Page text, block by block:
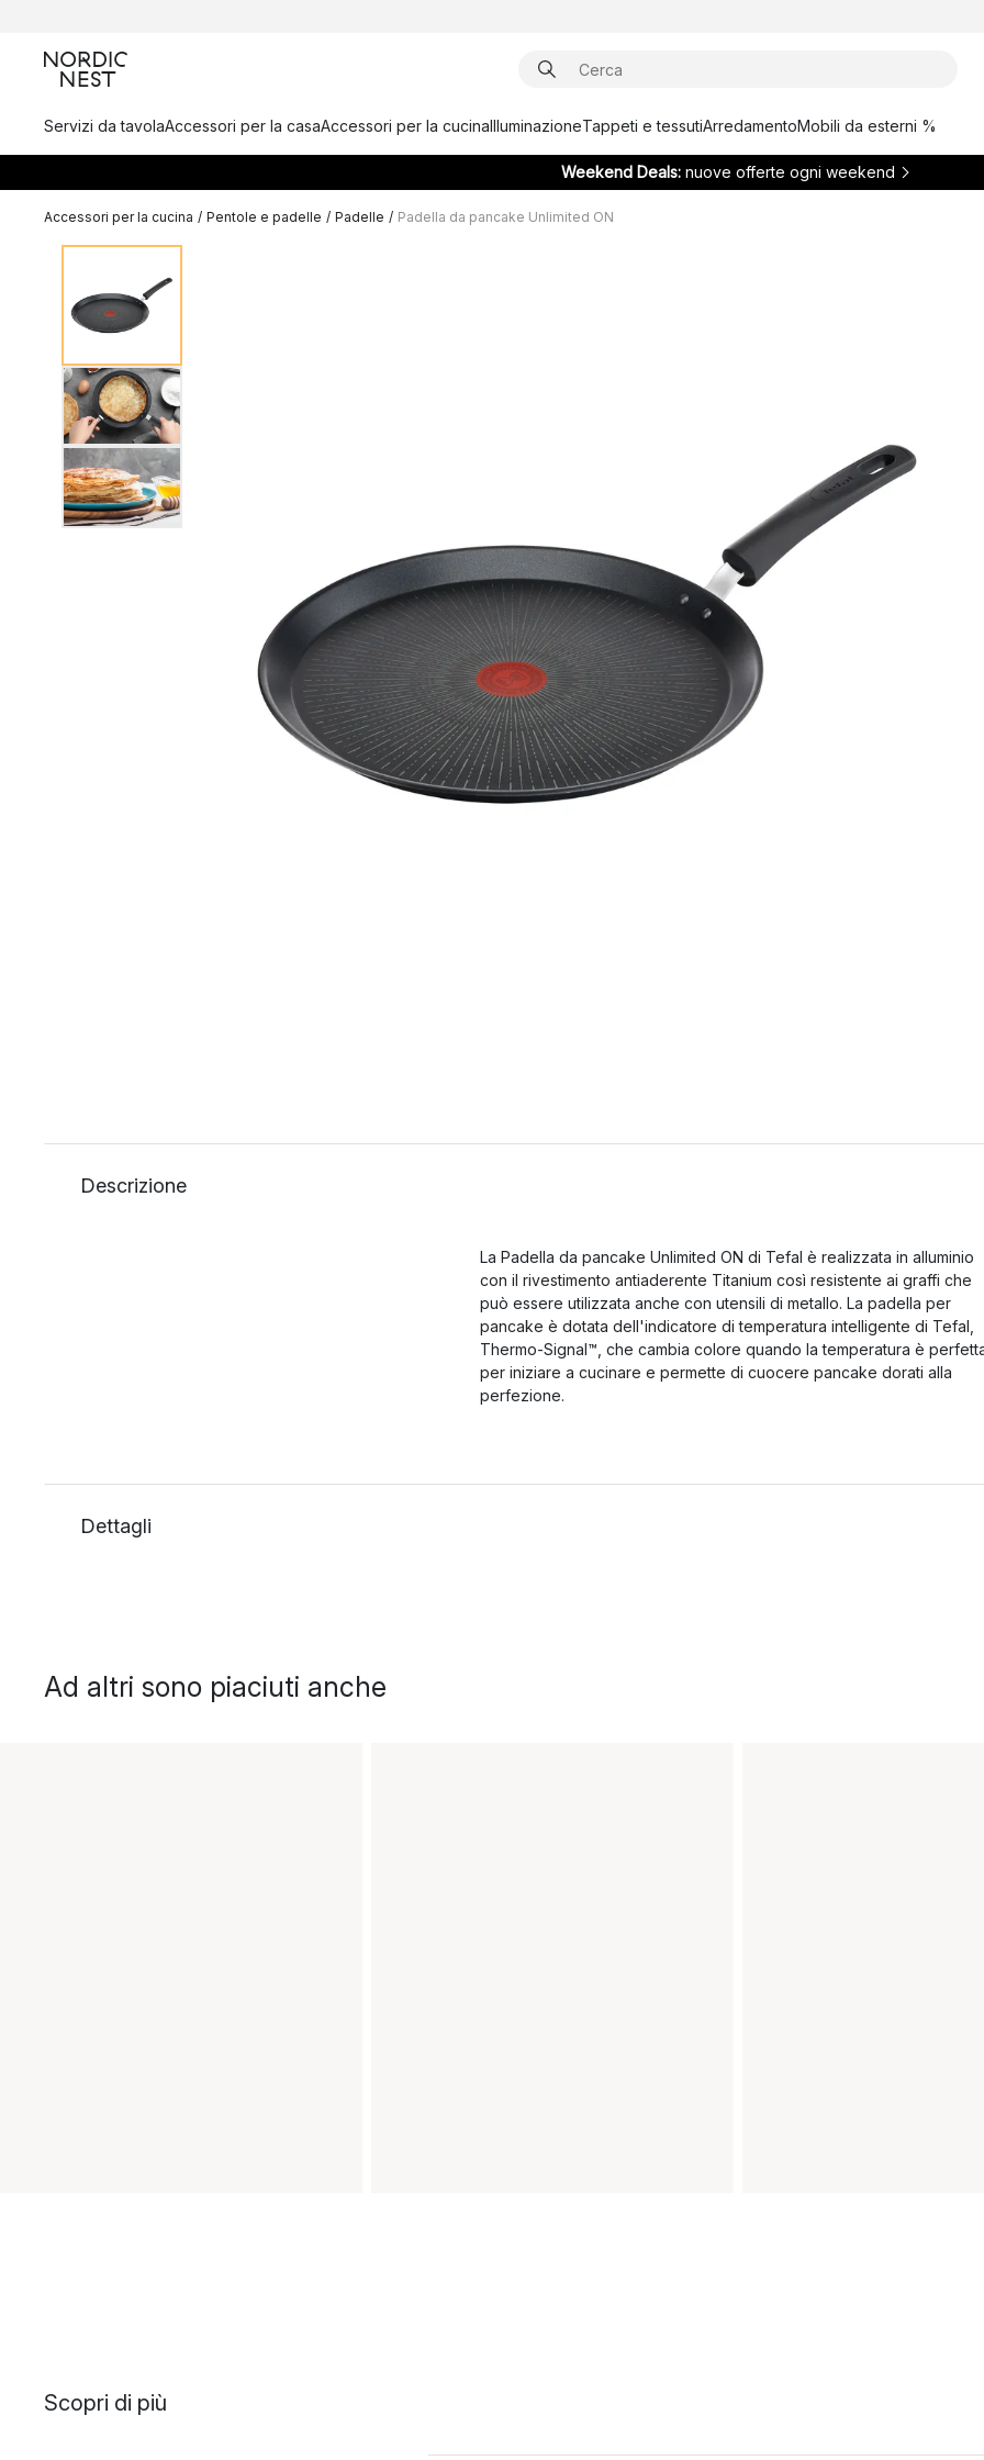
Servizi da tavolaAccessori per la casaAccessori per la cucinaIlluminazioneTappeti e tessutiArredamentoMobili da esterni %
Weekend Deals: nuove offerte ogni weekend
Accessori per la cucina / Pentole e padelle / Padelle / Padella da pancake Unlimited ON
Descrizione
La Padella da pancake Unlimited ON di Tefal è realizzata in alluminio
con il rivestimento antiaderente Titanium così resistente ai graffi che
può essere utilizzata anche con utensili di metallo. La padella per
pancake è dotata dell'indicatore di temperatura intelligente di Tefal,
Thermo-Signal™, che cambia colore quando la temperatura è
per iniziare a cucinare e permette di cuocere pancake dorati alla
perfezione.
Dettagli
Ad altri sono piaciuti anche
Scopri di più